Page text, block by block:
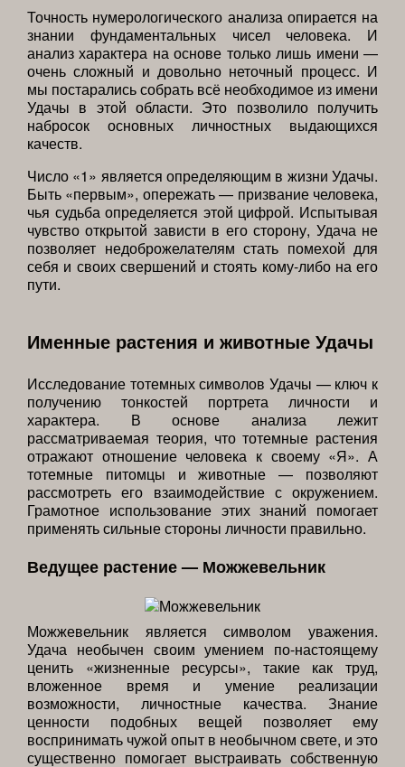
Точность нумерологического анализа опирается на
знании фундаментальных чисел человека. И
анализ характера на основе только лишь имени —
очень сложный и довольно неточный процесс. И
мы постарались собрать всё необходимое из имени
Удачы в этой области. Это позволило получить
набросок основных личностных выдающихся
качеств.
Число «1» является определяющим в жизни Удачы.
Быть «первым», опережать — призвание человека,
чья судьба определяется этой цифрой. Испытывая
чувство открытой зависти в его сторону, Удача не
позволяет недоброжелателям стать помехой для
себя и своих свершений и стоять кому-либо на его
пути.
Именные растения и животные Удачы
Исследование тотемных символов Удачы — ключ к
получению тонкостей портрета личности и
характера. В основе анализа лежит
рассматриваемая теория, что тотемные растения
отражают отношение человека к своему «Я». А
тотемные питомцы и животные — позволяют
рассмотреть его взаимодействие с окружением.
Грамотное использование этих знаний помогает
применять сильные стороны личности правильно.
Ведущее растение — Можжевельник
Можжевельник является символом уважения.
Удача необычен своим умением по-настоящему
ценить «жизненные ресурсы», такие как труд,
вложенное время и умение реализации
возможности, личностные качества. Знание
ценности подобных вещей позволяет ему
воспринимать чужой опыт в необычном свете, и это
существенно помогает выстраивать собственную